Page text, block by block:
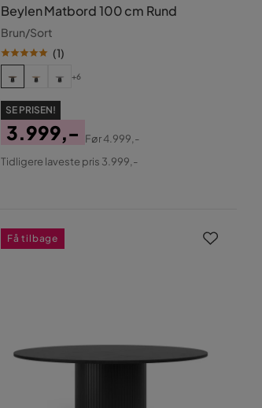
Beylen Matbord 100 cm Rund
Brun/Sort
(1)
+6
SE PRISEN!
Pris
3.999,-
Original
Før4.999,-
Tidligere laveste pris 3.999,-
Få tilbage